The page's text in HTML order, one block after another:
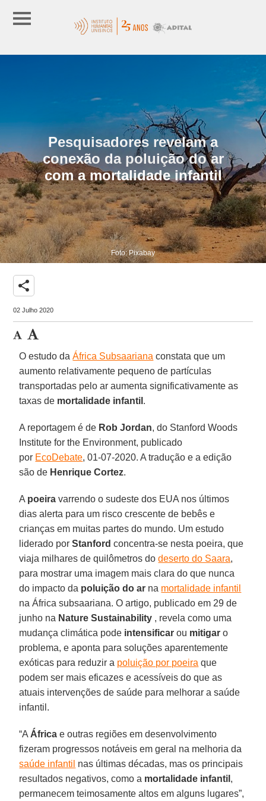
Pesquisadores revelam a
conexão da poluição do ar
com a mortalidade infantil
Foto: Pixabay
share
02 Julho 2020
O estudo daÁfrica Subsaariana constata que um
aumento relativamente pequeno de partículas
transportadas pelo ar aumenta significativamente as
taxas de mortalidade infantil .
A reportagem é de Rob Jordan, do Stanford Woods
Institute for the Environment, publicado
por EcoDebate, 01-07-2020. A tradução e a edição
são de Henrique Cortez.
A poeira varrendo o sudeste dos EUA nos últimos
dias alerta para um risco crescente de bebês e
crianças em muitas partes do mundo. Um estudo
liderado porStanford concentra-se nesta poeira, que
viaja milhares de quilômetros dodeserto do Saara,
para mostrar uma imagem mais clara do que nunca
do impacto da poluição do ar na mortalidade infantil
na África subsaariana. O artigo, publicado em 29 de
junho na Nature Sustainability , revela como uma
mudança climática pode intensificar ou mitigar o
problema, e aponta para soluções aparentemente
exóticas para reduzir a poluição por poeira que
podem ser mais eficazes e acessíveis do que as
atuais intervenções de saúde para melhorar a saúde
infantil.
“A África e outras regiões em desenvolvimento
fizeram progressos notáveis em geral na melhoria da
saúde infantil nas últimas décadas, mas os principais
resultados negativos, como a mortalidade infantil ,
permanecem teimosamente altos em alguns lugares”,